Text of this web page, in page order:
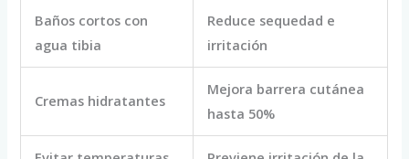
Baños cortos con
agua tibia
Reduce sequedad e
irritación
Cremas hidratantes
Mejora barrera cutánea
hasta 50%